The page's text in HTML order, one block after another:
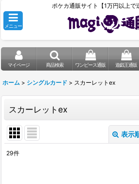
ポケカ通販サイト【1万円以上で
メニュー
マイページ 商品検索 ワンピース通販 遊戯王通販
ホーム > シングルカード > スカーレットex
スカーレットex
表示
29件